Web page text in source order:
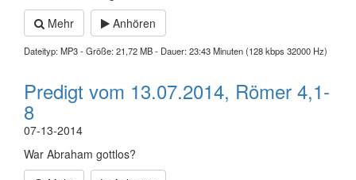
Mehr
Anhören
Dateityp: MP3 - Größe: 21,72 MB - Dauer: 23:43 Minuten (128 kbps 32000 Hz)
Predigt vom 13.07.2014, Römer 4,1-
8
07-13-2014
War Abraham gottlos?